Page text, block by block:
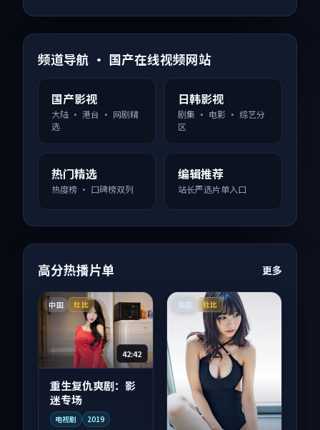
频道导航 · 国产在线视频网站
国产影视
大陆 · 港台 · 网剧精
选
日韩影视
剧集 · 电影 · 综艺分
区
热门精选
热度榜 · 口碑榜双列
编辑推荐
站长严选片单入口
高分热播片单 更多
中国 杜比
42:42
重生复仇爽剧：影
迷专场
电视剧 2019
美国 杜比